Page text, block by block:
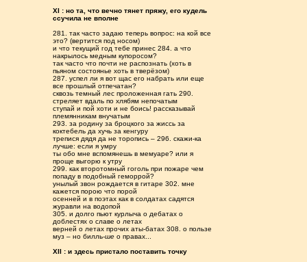
XI : но та, что вечно тянет пряжу, его кудель
ссучила не вполне
281. так часто задаю теперь вопрос: на кой все
это? (вертится под носом)
и что текущий год тебе принес 284. а что
накрылось медным купоросом?
так часто что почти не распознать (хоть в
пьяном состоянье хоть в тверёзом)
287. успел ли я вот щас его набрать или еще
все прошлый отпечатан?
сквозь темный лес проложенная гать 290.
стреляет вдаль по хлябям непочатым
ступай и пой хоти и не боись! рассказывай
племянникам внучатым
293. за родину за броцкого за жиссь за
коктебель да хучь за кенгуру
трепися дядя да не торопись – 296. скажи-ка
лучше: если я умру
ты обо мне вспомянешь в мемуаре? или я
проще выгорю к утру
299. как второтомный гоголь при пожаре чем
попаду в подобный геморрой?
унылый звон рождается в гитаре 302. мне
кажется порою что порой
осенней и в поэтах как в солдатах садятся
журавли на водопой
305. и долго пьют курлыча о дебатах о
доблестях о славе о летах
верней о летах прочих аты-батах 308. о пользе
муз – но билль-ше о правах...
XII : и здесь пристало поставить точку